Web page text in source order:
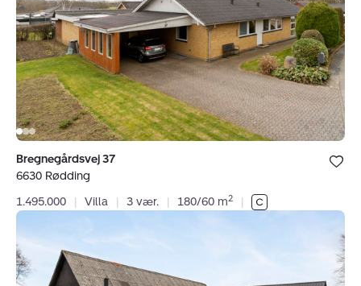
Rødding
Bolig er
under dine
Bregnegårdsvej 37
6630 Rødding
1.495.000
| Villa | 3 vær. | 180/60 m2 |
Københovedvej
8,
Dover,